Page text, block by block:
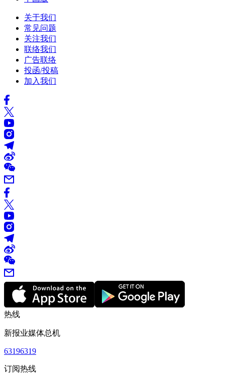
关于我们
常见问题
关注我们
联络我们
广告联络
投函/投稿
加入我们
热线
新报业媒体总机
63196319
订阅热线